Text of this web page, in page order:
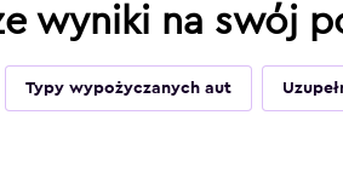
wyniki na swój
Typy wypożyczanych aut